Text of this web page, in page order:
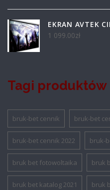
EKRAN AVTEK
1 099.00zł
Tagi produktów
bruk-bet cennik bruk-bet
bruk-bet cennik 2022 bruk-
bruk bet fotowoltaika bruk
bruk bet katalog 2021 bruk